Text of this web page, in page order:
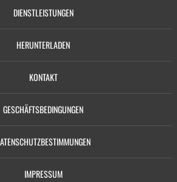
DIENSTLEISTUNGEN
HERUNTERLADEN
KONTAKT
GESCHÄFTSBEDINGUNGEN
IMPRESSUM